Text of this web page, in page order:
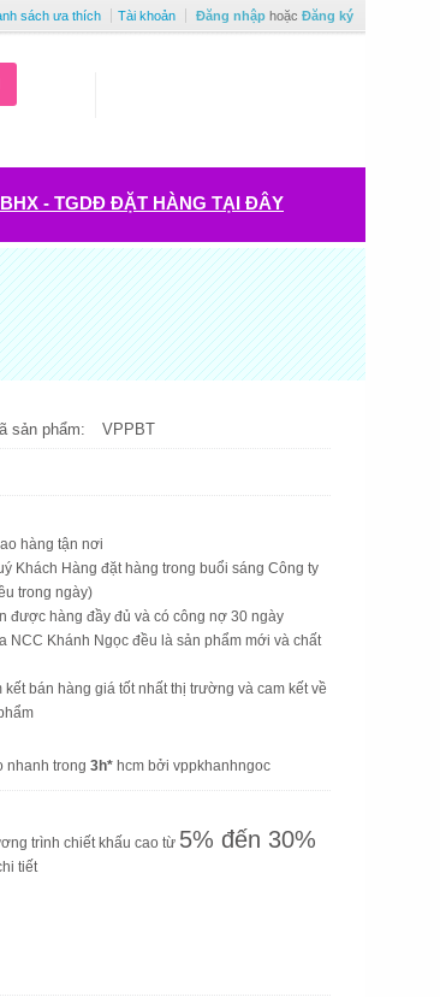
sách ưa thích Tài khoản Đăng nhập hoặc Đăng ký
- TGDĐ ĐẶT HÀNG TẠI ĐÂY
sản phẩm: VPPBT
hàng tận nơi
Khách Hàng đặt hàng trong buổi sáng Công ty
trong ngày)
được hàng đầy đủ và có công nợ 30 ngày
NCC Khánh Ngọc đều là sản phẩm mới và chất
kết bán hàng giá tốt nhất thị trường và cam kết về
nhanh trong 3h* hcm bởi vppkhanhngoc
trình chiết khấu cao từ 5% đến 30%
tiết